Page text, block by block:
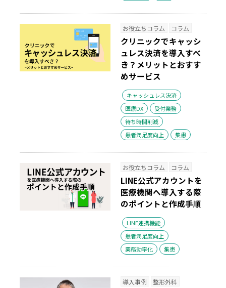
お役立ちコラム コラム
クリニックでキャッシ
ュレス決済を導入すべ
き？メリットとおすす
めサービス
キャッシュレス決済
医療DX
受付業務
待ち時間削減
患者満足度向上
集患
お役立ちコラム コラム
LINE公式アカウントを
医療機関へ導入する際
のポイントと作成手順
LINE連携機能
患者満足度向上
業務効率化
集患
導入事例 整形外科